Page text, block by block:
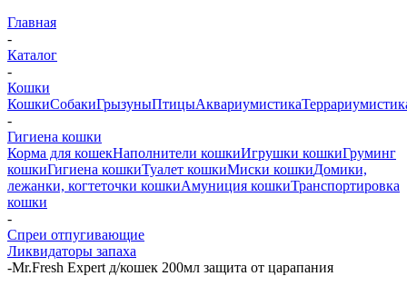
Главная
-
Каталог
-
Кошки
КошкиСобакиГрызуныПтицыАквариумистика
-
Гигиена кошки
Корма для кошекНаполнители кошкиИгрушки кошкиГруминг
кошкиГигиена кошкиТуалет кошкиМиски кошкиДомики,
лежанки, когтеточки кошкиАмуниция кошкиТранспортировка
кошки
-
Спреи отпугивающие
Ликвидаторы запаха
-Mr.Fresh Expert д/кошек 200мл защита от царапания